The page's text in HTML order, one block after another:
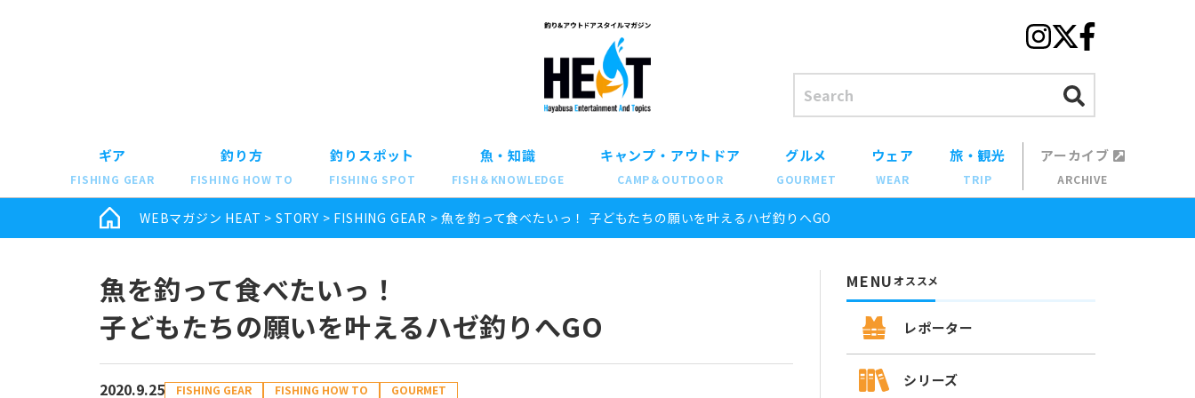
ギア
FISHING GEAR
釣り方
FISHING HOW TO
釣りスポット
FISHING SPOT
魚・知識
FISH＆KNOWLEDGE
キャンプ・アウトドア
CAMP＆OUTDOOR
グルメ
GOURMET
ウェア
WEAR
旅・観光
TRIP
アーカイブ
ARCHIVE
WEBマガジン HEAT >STORY > FISHING GEAR >魚を釣って食べたいっ！ 子どもたちの願いを叶えるハゼ釣りへGO
魚を釣って食べたいっ！
子どもたちの願いを叶えるハゼ釣りへGO
2020.9.25 FISHING GEAR FISHING HOW TO GOURMET
MENUオススメ
レポーター
シリーズ